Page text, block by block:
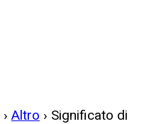
› Altro › Significato di